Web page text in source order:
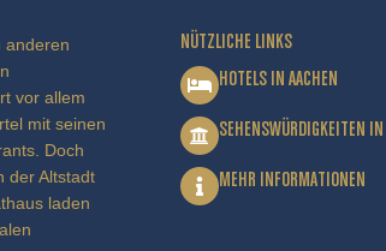
anderen
vor allem
mit seinen
Doch
der Altstadt
laden
NÜTZLICHE LINKS
HOTELS IN AACHEN
SEHENSWÜRDIGKEITEN IN
MEHR INFORMATIONEN